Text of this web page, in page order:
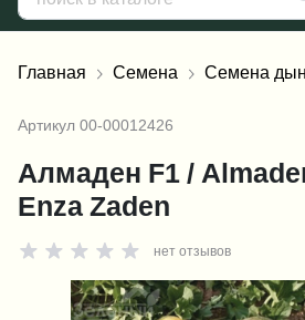
Главная Семена Семена
Артикул 00-00012426
Алмаден F1 /
Enza Zaden
нет отзывов